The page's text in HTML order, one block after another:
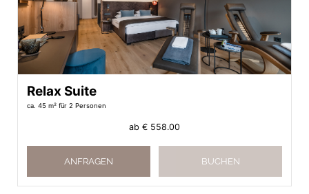
Relax Suite
ca. 45 m² für 2 Personen
ab € 558.00
ANFRAGEN BUCHEN